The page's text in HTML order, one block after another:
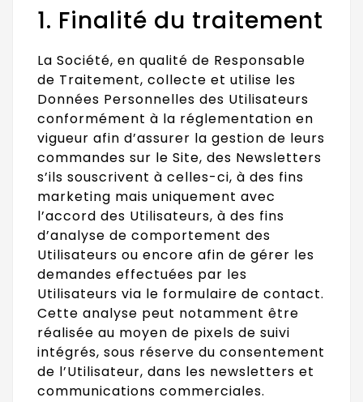
1. Finalité du traitement
La Société, en qualité de Responsable
de Traitement, collecte et utilise les
Données Personnelles des Utilisateurs
conformément à la réglementation en
vigueur afin d’assurer la gestion de leurs
commandes sur le Site, des Newsletters
s’ils souscrivent à celles-ci, à des fins
marketing mais uniquement avec
l’accord des Utilisateurs, à des fins
d’analyse de comportement des
Utilisateurs ou encore afin de gérer les
demandes effectuées par les
Utilisateurs via le formulaire de contact.
Cette analyse peut notamment être
réalisée au moyen de pixels de suivi
intégrés, sous réserve du consentement
de l’Utilisateur, dans les newsletters et
communications commerciales.